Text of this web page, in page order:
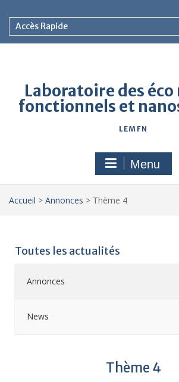
Accès Rapide
Laboratoire des
fonctionnels et
LEMFN
Menu
Accueil > Annonces > Thème 4
Toutes les actualités
Annonces
News
Thème 4